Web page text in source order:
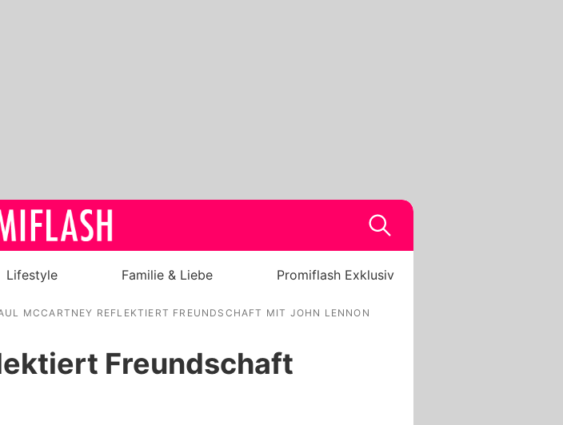
Royals
Stars
Lifestyle Familie & Liebe Promiflash Exklusiv
MCCARTNEY REFLEKTIERT FREUNDSCHAFT MIT JOHN LENNON
Freundschaft